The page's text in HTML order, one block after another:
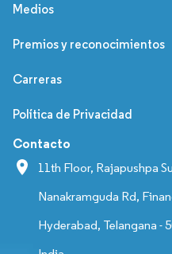
Medios
Premios y reconocimientos
Carreras
Política de Privacidad
Contacto
11th Floor, Rajapushpa
Nanakramguda Rd,
Hyderabad, Telangana -